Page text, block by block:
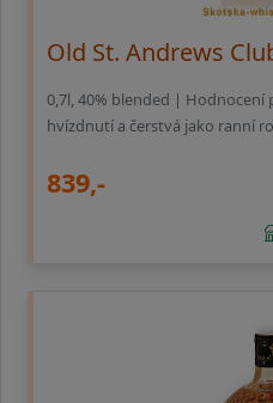
Old St. Andrews
0,7l, 40% blended | Hodnocení
hvízdnutí a čerstvá jako ranní
839,-